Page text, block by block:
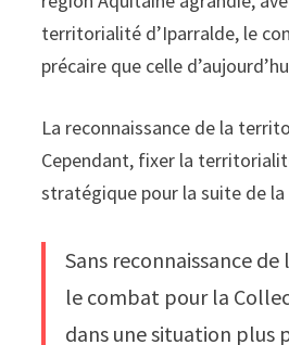
territorialité d’Iparralde, le
précaire que celle
La reconnaissance de la
Cependant, fixer la
stratégique pour la suite de
Sans reconnaissance
le combat pour la
dans une situation plus